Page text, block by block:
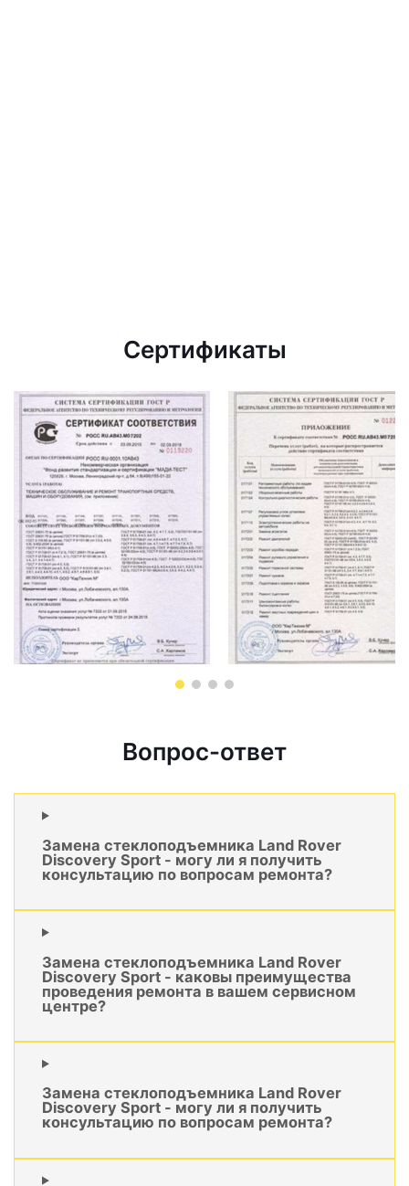
Сертификаты
Вопрос-ответ
Замена стеклоподъемника Land Rover
Discovery Sport - могу ли я получить
консультацию по вопросам ремонта?
Замена стеклоподъемника Land Rover
Discovery Sport - каковы преимущества
проведения ремонта в вашем сервисном
центре?
Замена стеклоподъемника Land Rover
Discovery Sport - могу ли я получить
консультацию по вопросам ремонта?